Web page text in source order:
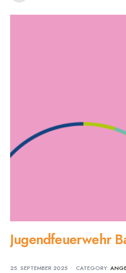
Jugendfeuerwehr
25. SEPTEMBER 2025 • CATEGORY: